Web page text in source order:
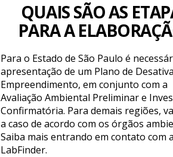
QUAIS SÃO AS
PARA A
Para o Estado de São Paulo é
apresentação de um Plano de
Empreendimento, em conjunto com a
Avaliação Ambiental Preliminar e
Confirmatória. Para demais regiões,
a caso de acordo com os órgãos
Saiba mais entrando em contato com a
LabFinder.